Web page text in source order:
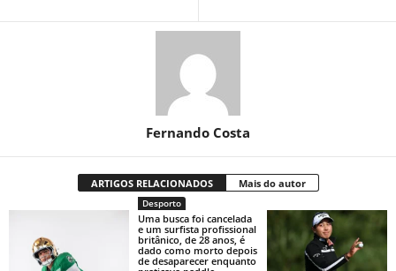
Fernando Costa
ARTIGOS RELACIONADOS Mais do autor
Desporto
Uma busca foi cancelada
e um surfista profissional
britânico, de 28 anos, é
dado como morto depois
de desaparecer enquanto